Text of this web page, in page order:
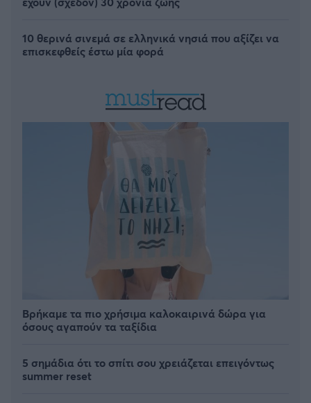
10 θερινά σινεμά σε ελληνικά νησιά που αξίζει να
επισκεφθείς έστω μία φορά
Βρήκαμε τα πιο χρήσιμα καλοκαιρινά δώρα για
όσους αγαπούν τα ταξίδια
5 σημάδια ότι το σπίτι σου χρειάζεται επειγόντως
summer reset